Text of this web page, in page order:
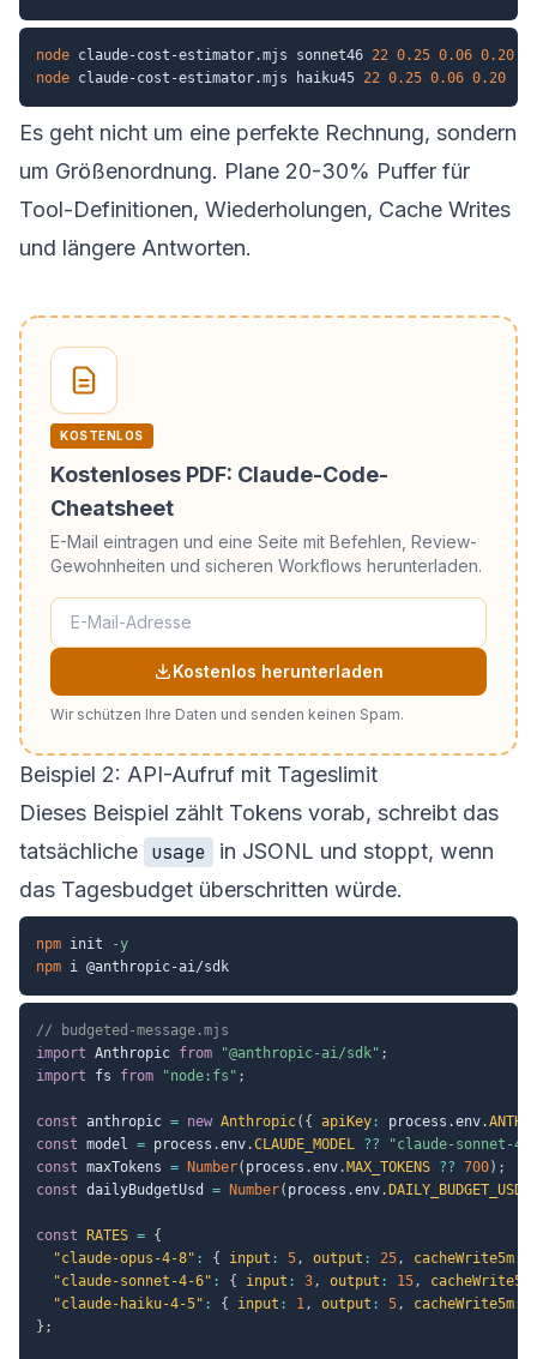
node claude-cost-estimator.mjs sonnet46 22 0.25 0.06 0.20
node claude-cost-estimator.mjs haiku45 22 0.25 0.06 0.20
Es geht nicht um eine perfekte Rechnung, sondern
um Größenordnung. Plane 20-30% Puffer für
Tool-Definitionen, Wiederholungen, Cache Writes
und längere Antworten.
KOSTENLOS
Kostenloses PDF: Claude-Code-
Cheatsheet
E-Mail eintragen und eine Seite mit Befehlen, Review-
Gewohnheiten und sicheren Workflows herunterladen.
Kostenlos herunterladen
Wir schützen Ihre Daten und senden keinen Spam.
Beispiel 2: API-Aufruf mit Tageslimit
Dieses Beispiel zählt Tokens vorab, schreibt das
tatsächliche usage
in JSONL und stoppt, wenn
das Tagesbudget überschritten würde.
npm init
-y
npm
// budgeted-message.mjs
import Anthropic from "@anthropic-ai/sdk" ;
import fs from "node:fs" ;
const anthropic = new Anthropic( { apiKey : process .env.
const model = process .env.CLAUDE_MODEL ??
"claude-sonnet-4-
const maxTokens = Number( process .env. MAX_TOKENS ?? 700) ;
const dailyBudgetUsd = Number( process .env. DAILY_BUDGET_USD
const RATES = {
"claude-opus-4-8" : { input : 5, output : 25, cacheWrite5m
"claude-sonnet-4-6" : { input : 3, output : 15, cacheWrite5m
"claude-haiku-4-5" : { input : 1, output : 5, cacheWrite5m
} ;